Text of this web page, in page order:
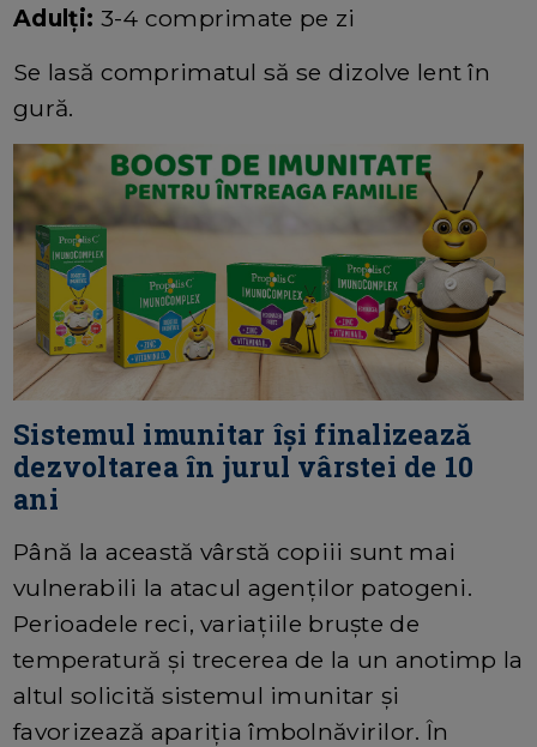
Adulți: 3-4 comprimate pe zi
Se lasă comprimatul să se dizolve lent în
gură.
Sistemul imunitar își finalizează
dezvoltarea în jurul vârstei de 10
ani
Până la această vârstă copiii sunt mai
vulnerabili la atacul agenților patogeni.
Perioadele reci, variațiile bruște de
temperatură și trecerea de la un anotimp la
altul solicită sistemul imunitar și
favorizează apariția îmbolnăvirilor. În